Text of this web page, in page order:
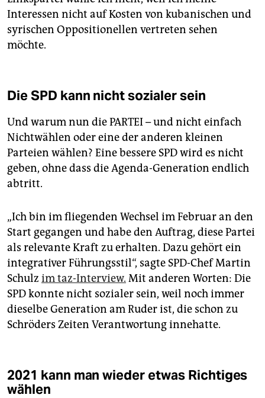
Interessen nicht auf Kosten von kubanischen und
syrischen Oppositionellen vertreten sehen
möchte.
Die SPD kann nicht sozialer sein
Und warum nun die PARTEI – und nicht einfach
Nichtwählen oder eine der anderen kleinen
Parteien wählen? Eine bessere SPD wird es nicht
geben, ohne dass die Agenda-Generation endlich
abtritt.
„Ich bin im fliegenden Wechsel im Februar an den
Start gegangen und habe den Auftrag, diese Partei
als relevante Kraft zu erhalten. Dazu gehört ein
integrativer Führungsstil“, sagte SPD-Chef Martin
Schulz im taz-Interview. Mit anderen Worten: Die
SPD konnte nicht sozialer sein, weil noch immer
dieselbe Generation am Ruder ist, die schon zu
Schröders Zeiten Verantwortung innehatte.
2021 kann man wieder etwas Richtiges
wählen